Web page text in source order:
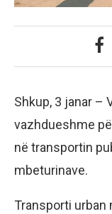
Shkup, 3 janar –
vazhdueshme
në transportin
mbeturinave.
Transporti